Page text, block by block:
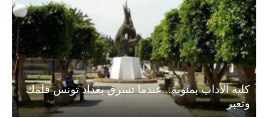
كلية الأداب بمنوبة.. عندما تسرق بغداد تونس قلمك
وتعبر